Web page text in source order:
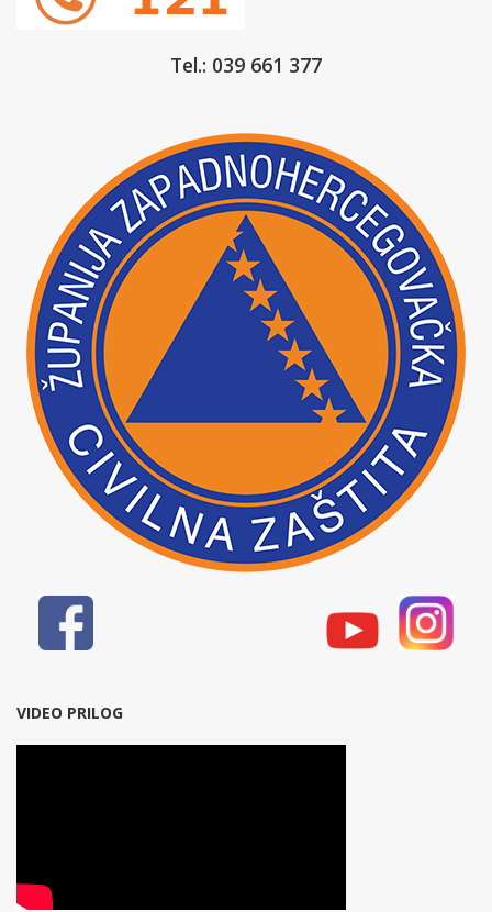
Tel.: 039 661 377
VIDEO PRILOG